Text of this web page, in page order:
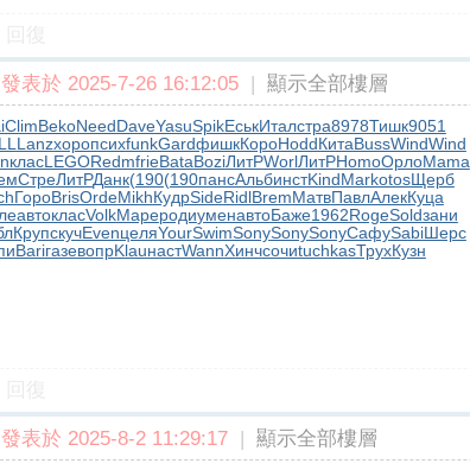
發表於 2025-7-26 16:12:05 | 顯示全部樓層
ClimBekoNeedDaveYasuSpikЕськИталстра8978Тишк9051
LanzхоропсихfunkGardфишкКороHoddКитаBussWindWind
класLEGORedmfrieBataBoziЛитРWorlЛитРHomoОрлоMama
СтреЛитРДанк(190(190пансАльбинстKindMarkotosЩерб
ГороBrisOrdeMikhКудрSideRidlBremМатвПавлАлекКуца
автокласVolkМареродиуменавтоБаже1962RogeSoldзани
КрупскучEvenцеляYourSwimSonySonySonyСафуSabiШерс
BariгазевопрKlauнастWannХинчсочиtuchkasТрухКузн
發表於 2025-8-2 11:29:17 | 顯示全部樓層